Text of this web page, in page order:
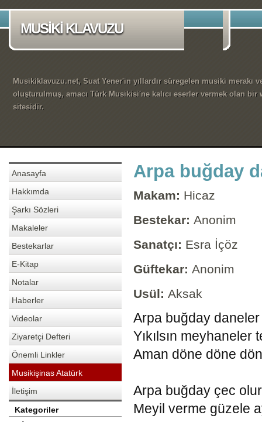
MUSİKİ KLAVUZU
Musikiklavuzu.net, Suat Yener'in yıllardır süregelen musiki merakı
oluşturulmuş, amacı Türk Musikisi'ne kalıcı eserler vermek olan bir
sitesidir.
Anasayfa
Hakkımda
Şarkı Sözleri
Makaleler
Bestekarlar
E-Kitap
Notalar
Haberler
Videolar
Ziyaretçi Defteri
Önemli Linkler
Musikişinas Atatürk
İletişim
Kategoriler
Arpa buğday
Makam: Hicaz
Bestekar: Anonim
Sanatçı: Esra İçöz
Güftekar: Anonim
Usül: Aksak
Arpa buğday daneler
Yıkılsın meyhaneler
Aman döne döne
Arpa buğday çec
Meyil verme güzele